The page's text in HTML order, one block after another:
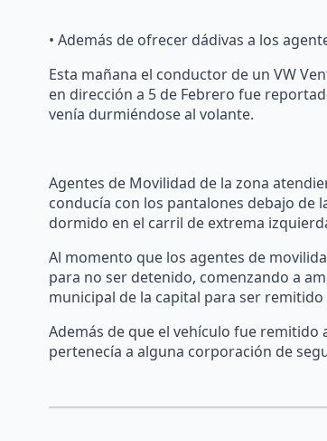
• Además de ofrecer dádivas a los
Esta mañana el conductor de un VW
en dirección a 5 de Febrero fue
venía durmiéndose al volante.
Agentes de Movilidad de la zona
conducía con los pantalones debajo de
dormido en el carril de extrema
Al momento que los agentes de
para no ser detenido, comenzando a
municipal de la capital para ser
Además de que el vehículo fue
pertenecía a alguna corporación de